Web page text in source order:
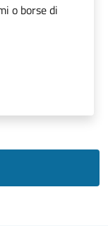
o borse di